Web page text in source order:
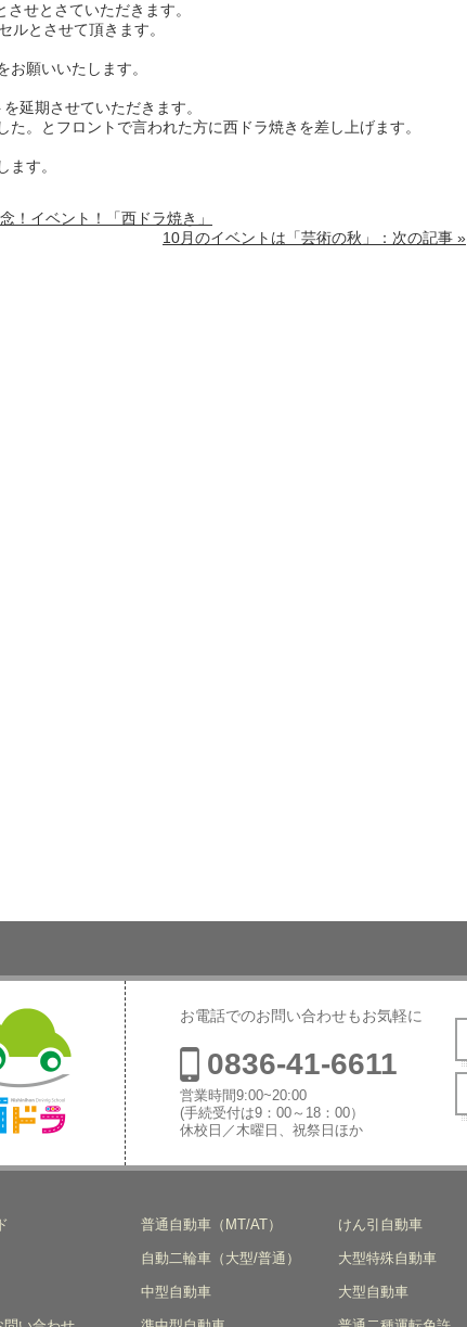
せとさていただきます。
ルとさせて頂きます。
願いいたします。
延期させていただきます。
。とフロントで言われた方に西ドラ焼きを差し上げます。
す。
イベント！「西ドラ焼き」
10月のイベントは「芸術の秋」：次の記事 »
お電話でのお問い合わせもお気軽に
0836-41-6611
営業時間9:00~20:00
(手続受付は9：00～18：00）
休校日／木曜日、祝祭日ほか
普通自動車（MT/AT）
自動二輪車（大型/普通）
中型自動車
けん引自動車
大型特殊自動車
大型自動車